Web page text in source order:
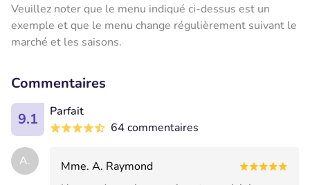
Veuillez noter que le menu indiqué ci-dessus est un
exemple et que le menu change régulièrement suivant le
marché et les saisons.
Commentaires
9.1
Parfait
64 commentaires
A.
Mme. A. Raymond